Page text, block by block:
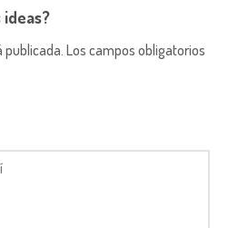
publicada. Los campos obligatorios